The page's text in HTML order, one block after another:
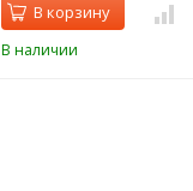
В корзину
В наличии